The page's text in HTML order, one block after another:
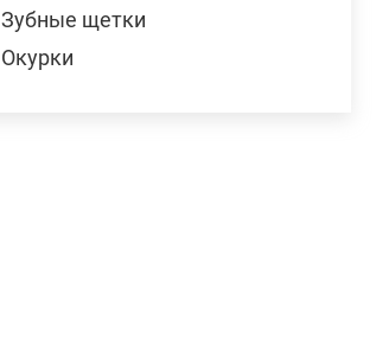
Зубные щетки
Окурки